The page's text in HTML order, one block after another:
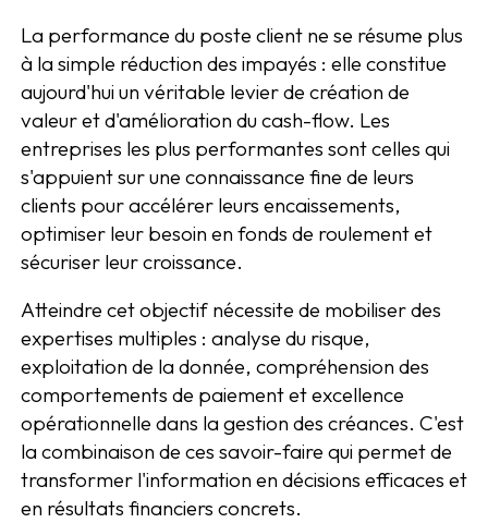
La performance du poste client ne se résume plus
à la simple réduction des impayés : elle constitue
aujourd'hui un véritable levier de création de
valeur et d'amélioration du cash-flow. Les
entreprises les plus performantes sont celles qui
s'appuient sur une connaissance fine de leurs
clients pour accélérer leurs encaissements,
optimiser leur besoin en fonds de roulement et
sécuriser leur croissance.
Atteindre cet objectif nécessite de mobiliser des
expertises multiples : analyse du risque,
exploitation de la donnée, compréhension des
comportements de paiement et excellence
opérationnelle dans la gestion des créances. C'est
la combinaison de ces savoir-faire qui permet de
transformer l'information en décisions efficaces et
en résultats financiers concrets.